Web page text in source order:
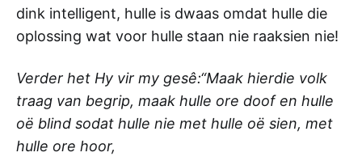
dink intelligent, hulle is dwaas omdat hulle die
oplossing wat voor hulle staan nie raaksien nie!
Verder het Hy vir my gesê:“Maak hierdie volk
traag van begrip, maak hulle ore doof en hulle
oë blind sodat hulle nie met hulle oë sien, met
hulle ore hoor,